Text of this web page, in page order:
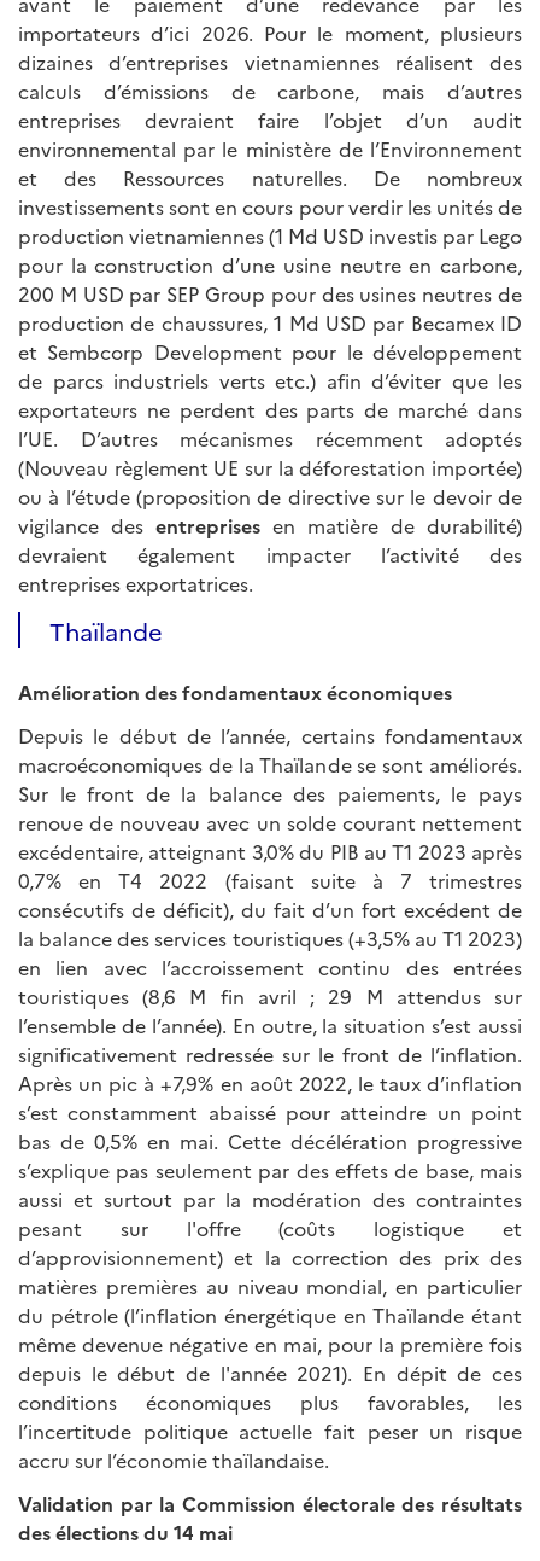
importateurs d’ici 2026. Pour le moment, plusieurs
dizaines d’entreprises vietnamiennes réalisent des
calculs d’émissions de carbone, mais d’autres
entreprises devraient faire l’objet d’un audit
environnemental par le ministère de l’Environnement
et des Ressources naturelles. De nombreux
investissements sont en cours pour verdir les unités de
production vietnamiennes (1 Md USD investis par Lego
pour la construction d’une usine neutre en carbone,
200 M USD par SEP Group pour des usines neutres de
production de chaussures, 1 Md USD par Becamex ID
et Sembcorp Development pour le développement
de parcs industriels verts etc.) afin d’éviter que les
exportateurs ne perdent des parts de marché dans
l’UE. D’autres mécanismes récemment adoptés
(Nouveau règlement UE sur la déforestation importée)
ou à l’étude (proposition de directive sur le devoir de
vigilance des entreprises en matière de durabilité)
devraient également impacter l’activité des
entreprises exportatrices.
Thaïlande
Amélioration des fondamentaux économiques
Depuis le début de l’année, certains fondamentaux
macroéconomiques de la Thaïlande se sont améliorés.
Sur le front de la balance des paiements, le pays
renoue de nouveau avec un solde courant nettement
excédentaire, atteignant 3,0% du PIB au T1 2023 après
0,7% en T4 2022 (faisant suite à 7 trimestres
consécutifs de déficit), du fait d’un fort excédent de
la balance des services touristiques (+3,5% au T1 2023)
en lien avec l’accroissement continu des entrées
touristiques (8,6 M fin avril ; 29 M attendus sur
l’ensemble de l’année). En outre, la situation s’est aussi
significativement redressée sur le front de l’inflation.
Après un pic à +7,9% en août 2022, le taux d’inflation
s’est constamment abaissé pour atteindre un point
bas de 0,5% en mai. Cette décélération progressive
s’explique pas seulement par des effets de base, mais
aussi et surtout par la modération des contraintes
pesant sur l'offre (coûts logistique et
d’approvisionnement) et la correction des prix des
matières premières au niveau mondial, en particulier
du pétrole (l’inflation énergétique en Thaïlande étant
même devenue négative en mai, pour la première fois
depuis le début de l'année 2021). En dépit de ces
conditions économiques plus favorables, les
l’incertitude politique actuelle fait peser un risque
accru sur l’économie thaïlandaise.
Validation par la Commission électorale des résultats
des élections du 14 mai